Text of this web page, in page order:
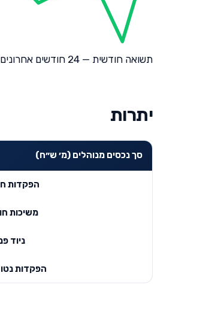
תשואה חודשית — 24 חודשים אחרונים
יתרות
סך נכסים מנוהלים (מ׳ ש״ח)
הפקדות
משיכות
ניוד
הפקדות